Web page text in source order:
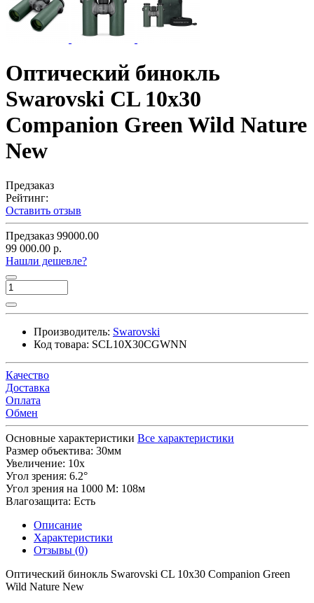
Оптический бинокль
Swarovski CL 10x30
Companion Green Wild Nature
New
Предзаказ
Рейтинг:
Оставить отзыв
Предзаказ 99000.00
99 000.00 р.
Нашли дешевле?
Производитель: Swarovski
Код товара: SCL10X30CGWNN
Качество
Доставка
Оплата
Обмен
Основные характеристики Все характеристики
Размер объектива: 30мм
Увеличение: 10x
Угол зрения: 6.2°
Угол зрения на 1000 М: 108м
Влагозащита: Есть
Описание
Характеристики
Отзывы (0)
Оптический бинокль Swarovski CL 10x30 Companion Green
Wild Nature New